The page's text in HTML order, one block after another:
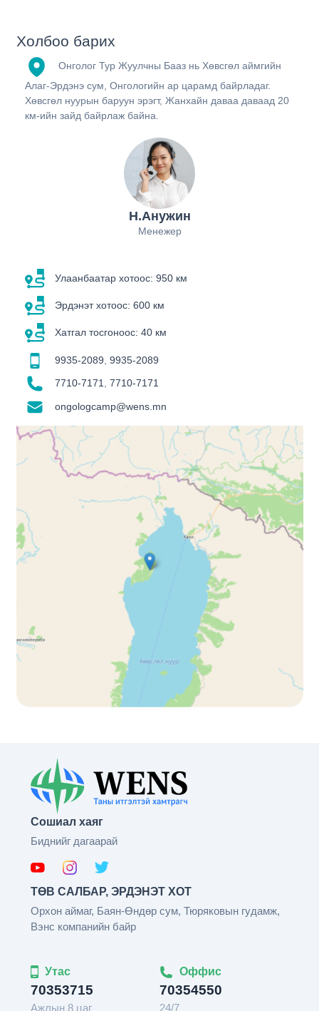
Холбоо барих
Онголог Тур Жуулчны Бааз нь Хөвсгөл аймгийн
Алаг-Эрдэнэ сум, Онгологийн ар царамд байрладаг.
Хөвсгөл нуурын баруун эрэгт, Жанхайн даваа даваад 20
км-ийн зайд байрлаж байна.
Н.Анужин
Менежер
Улаанбаатар хотоос: 950 км
Эрдэнэт хотоос: 600 км
Хатгал тосгоноос: 40 км
9935-2089 9935-2089
7710-7171 7710-7171
ongologcamp@wens.mn
Сошиал хаяг
Биднийг дагаарай
ТӨВ САЛБАР, ЭРДЭНЭТ ХОТ
Орхон аймаг, Баян-Өндөр сум, Тюряковын гудамж,
Вэнс компанийн байр
Утас
70353715
Ажлын 8 цаг
Оффис
70354550
24/7